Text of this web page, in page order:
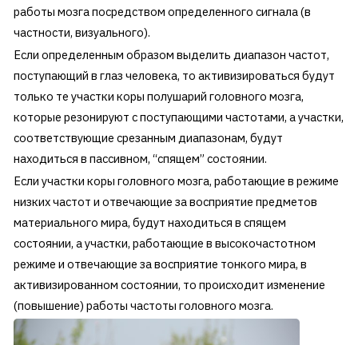
работы мозга посредством определенного сигнала (в
частности, визуального).
Если определенным образом выделить диапазон частот,
поступающий в глаз человека, то активизироваться будут
только те участки коры полушарий головного мозга,
которые резонируют с поступающими частотами, а участки,
соответствующие срезанным диапазонам, будут
находиться в пассивном, “спящем” состоянии.
Если участки коры головного мозга, работающие в режиме
низких частот и отвечающие за восприятие предметов
материального мира, будут находиться в спящем
состоянии, а участки, работающие в высокочастотном
режиме и отвечающие за восприятие тонкого мира, в
активизированном состоянии, то происходит изменение
(повышение) работы частоты головного мозга.